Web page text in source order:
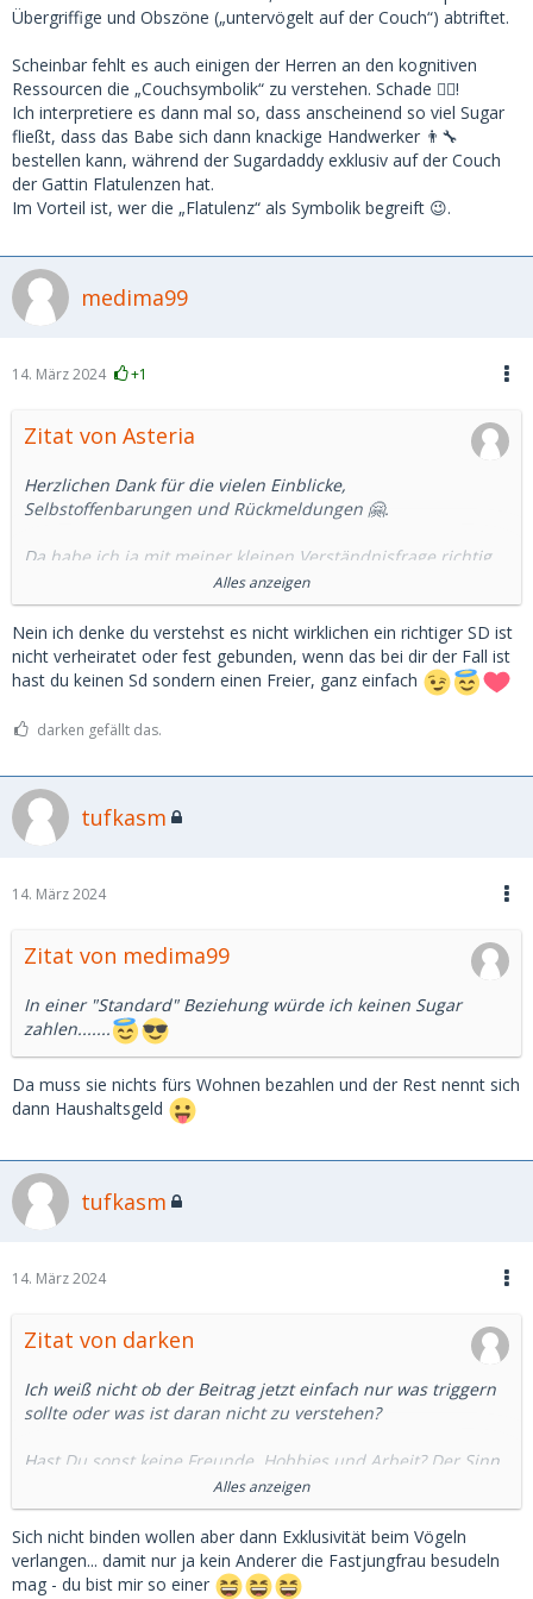
Übergriffige und Obszöne („untervögelt auf der Couch“) abtriftet.
Scheinbar fehlt es auch einigen der Herren an den kognitiven
Ressourcen die „Couchsymbolik“ zu verstehen. Schade 🤷‍♀️!
Ich interpretiere es dann mal so, dass anscheinend so viel Sugar
fließt, dass das Babe sich dann knackige Handwerker 👨‍🔧
bestellen kann, während der Sugardaddy exklusiv auf der Couch
der Gattin Flatulenzen hat.
Im Vorteil ist, wer die „Flatulenz“ als Symbolik begreift 😉.
medima99
14. März 2024 +1
Zitat von Asteria
Herzlichen Dank für die vielen Einblicke,
Selbstoffenbarungen und Rückmeldungen 🤗.
Da habe ich ja mit meiner kleinen Verständnisfrage richtig
ins Schwarze getroffen. Es haben sich ja jetzt anscheinend
einige Sugardaddys wiedererkannt und die Emotionen
kamen etwas in Wallung.
Dennoch finde ich es befremdlich, dass das Niveau abrupt
ins Übergriffige und Obszöne („untervögelt auf der Couch“)
abtriftet.
Scheinbar fehlt es auch einigen der Herren an den
kognitiven Ressourcen die „Couchsymbolik“ zu verstehen.
Schade 🤷‍♀️!
Ich interpretiere es dann mal so, dass anscheinend so viel
👨‍🔧 bestellen kann, während der Sugardaddy exklusiv auf
Alles anzeigen
Nein ich denke du verstehst es nicht wirklichen ein richtiger SD ist
nicht verheiratet oder fest gebunden, wenn das bei dir der Fall ist
hast du keinen Sd sondern einen Freier, ganz einfach
darken gefällt das.
tufkasm
14. März 2024
Zitat von medima99
In einer "Standard" Beziehung würde ich keinen Sugar
zahlen.......
Da muss sie nichts fürs Wohnen bezahlen und der Rest nennt sich
dann Haushaltsgeld
tufkasm
14. März 2024
Zitat von darken
Ich weiß nicht ob der Beitrag jetzt einfach nur was triggern
sollte oder was ist daran nicht zu verstehen?
Hast Du sonst keine Freunde, Hobbies und Arbeit? Der Sinn
auf beiden Seiten sollte ja sein, dass man eben keine
normale Beziehung will weil es Zeit kostet und einen
einengt. Das gilt für beide Seiten.
Exklusivität bezieht sich doch eindeutig auf die sexuelle
Alles anzeigen
Sich nicht binden wollen aber dann Exklusivität beim Vögeln
verlangen... damit nur ja kein Anderer die Fastjungfrau besudeln
mag - du bist mir so einer